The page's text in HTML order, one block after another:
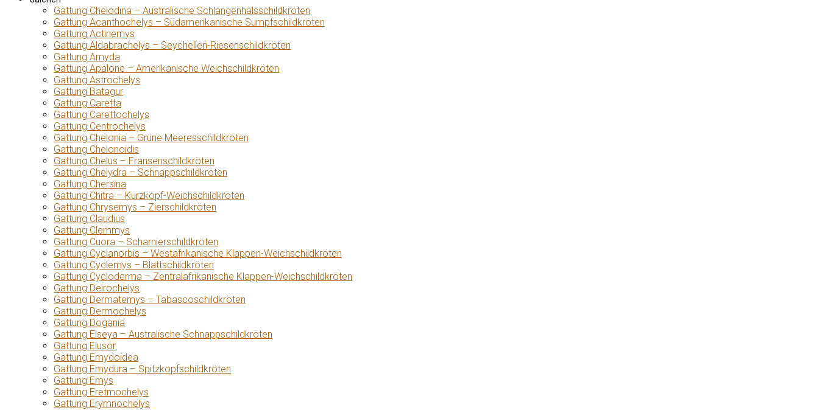
Gattung Chelodina – Australische Schlangenhalsschildkröten
Gattung Acanthochelys – Südamerikanische Sumpfschildkröten
Gattung Actinemys
Gattung Aldabrachelys – Seychellen-Riesenschildkröten
Gattung Amyda
Gattung Apalone – Amerikanische Weichschildkröten
Gattung Astrochelys
Gattung Batagur
Gattung Caretta
Gattung Carettochelys
Gattung Centrochelys
Gattung Chelonia – Grüne Meeresschildkröten
Gattung Chelonoidis
Gattung Chelus – Fransenschildkröten
Gattung Chelydra – Schnappschildkröten
Gattung Chersina
Gattung Chitra – Kurzkopf-Weichschildkröten
Gattung Chrysemys – Zierschildkröten
Gattung Claudius
Gattung Clemmys
Gattung Cuora – Scharnierschildkröten
Gattung Cyclanorbis – Westafrikanische Klappen-Weichschildkröten
Gattung Cyclemys – Blattschildkröten
Gattung Cycloderma – Zentralafrikanische Klappen-Weichschildkröten
Gattung Deirochelys
Gattung Dermatemys – Tabascoschildkröten
Gattung Dermochelys
Gattung Dogania
Gattung Elseya – Australische Schnappschildkröten
Gattung Elusor
Gattung Emydoidea
Gattung Emydura – Spitzkopfschildkröten
Gattung Emys
Gattung Eretmochelys
Gattung Erymnochelys